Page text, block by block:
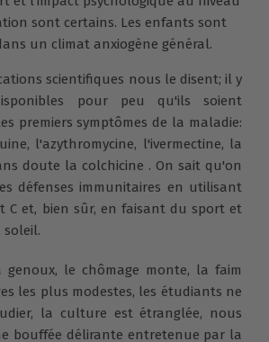
sont certains. Les enfants sont
un climat anxiogène général.
scientifiques nous le disent; il y
pour peu qu'ils soient
premiers symptômes de la maladie:
l'azythromycine, l'ivermectine, la
doute la colchicine . On sait qu'on
défenses immunitaires en utilisant
C et, bien sûr, en faisant du sport et
soleil.
genoux, le chômage monte, la faim
les plus modestes, les étudiants ne
la culture est étranglée, nous
bouffée délirante entretenue par la